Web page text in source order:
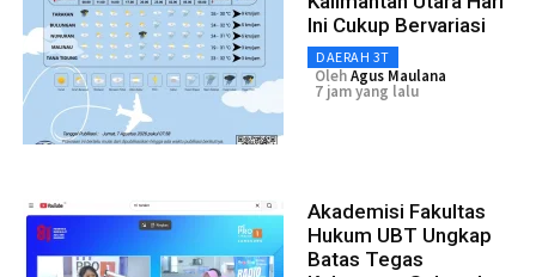
Ini Cukup Bervariasi
DAERAH 3T
OlehAgus Maulana
7 jam yang lalu
Akademisi Fakultas
Hukum UBT Ungkap
Batas Tegas